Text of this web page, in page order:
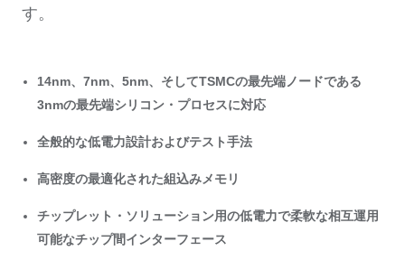
す。
14nm、7nm、5nm、そしてTSMCの最先端ノードである
3nmの最先端シリコン・プロセスに対応
全般的な低電力設計およびテスト手法
高密度の最適化された組込みメモリ
チップレット・ソリューション用の低電力で柔軟な相互運用
可能なチップ間インターフェース